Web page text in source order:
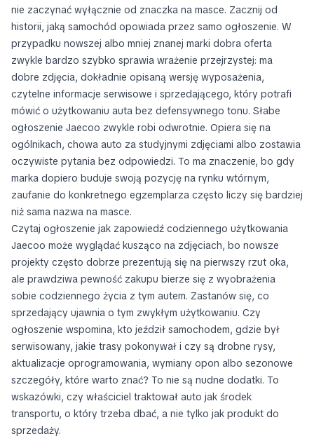
nie zaczynać wyłącznie od znaczka na masce. Zacznij od
historii, jaką samochód opowiada przez samo ogłoszenie. W
przypadku nowszej albo mniej znanej marki dobra oferta
zwykle bardzo szybko sprawia wrażenie przejrzystej: ma
dobre zdjęcia, dokładnie opisaną wersję wyposażenia,
czytelne informacje serwisowe i sprzedającego, który potrafi
mówić o użytkowaniu auta bez defensywnego tonu. Słabe
ogłoszenie Jaecoo zwykle robi odwrotnie. Opiera się na
ogólnikach, chowa auto za studyjnymi zdjęciami albo zostawia
oczywiste pytania bez odpowiedzi. To ma znaczenie, bo gdy
marka dopiero buduje swoją pozycję na rynku wtórnym,
zaufanie do konkretnego egzemplarza często liczy się bardziej
niż sama nazwa na masce.
Czytaj ogłoszenie jak zapowiedź codziennego użytkowania
Jaecoo może wyglądać kusząco na zdjęciach, bo nowsze
projekty często dobrze prezentują się na pierwszy rzut oka,
ale prawdziwa pewność zakupu bierze się z wyobrażenia
sobie codziennego życia z tym autem. Zastanów się, co
sprzedający ujawnia o tym zwykłym użytkowaniu. Czy
ogłoszenie wspomina, kto jeździł samochodem, gdzie był
serwisowany, jakie trasy pokonywał i czy są drobne rysy,
aktualizacje oprogramowania, wymiany opon albo sezonowe
szczegóły, które warto znać? To nie są nudne dodatki. To
wskazówki, czy właściciel traktował auto jak środek
transportu, o który trzeba dbać, a nie tylko jak produkt do
sprzedaży.